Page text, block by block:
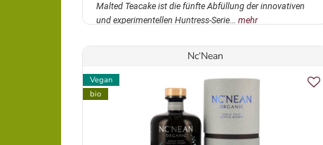
Malted Teacake ist die fünfte Abfüllung der innovativen
und experimentellen Huntress-Serie... mehr
Nc‘Nean
Vegan
bio